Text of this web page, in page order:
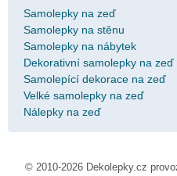
Samolepky na zeď
Samolepky na stěnu
Samolepky na nábytek
Dekorativní samolepky na zeď
Samolepící dekorace na zeď
Velké samolepky na zeď
Nálepky na zeď
© 2010-2026 Dekolepky.cz